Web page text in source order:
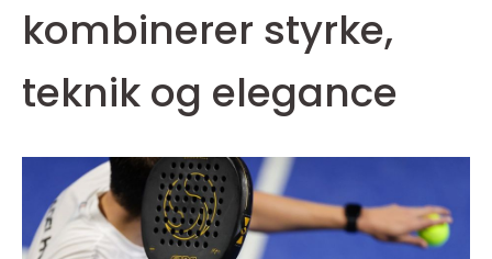
kombinerer styrke,
teknik og elegance